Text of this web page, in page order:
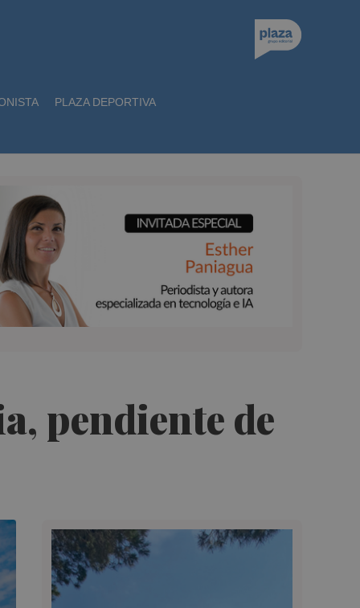
PLAZA DEPORTIVA
pendiente de